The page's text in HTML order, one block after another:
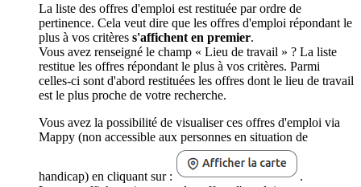
La liste des offres d'emploi est restituée par ordre de
pertinence. Cela veut dire que les offres d'emploi répondant le
plus à vos critères s'affichent en premier.
Vous avez renseigné le champ « Lieu de travail » ? La liste
restitue les offres répondant le plus à vos critères. Parmi
celles-ci sont d'abord restituées les offres dont le lieu de travail
est le plus proche de votre recherche.
Vous avez la possibilité de visualiser ces offres d'emploi via
Mappy (non accessible aux personnes en situation de
handicap) en cliquant sur :
.